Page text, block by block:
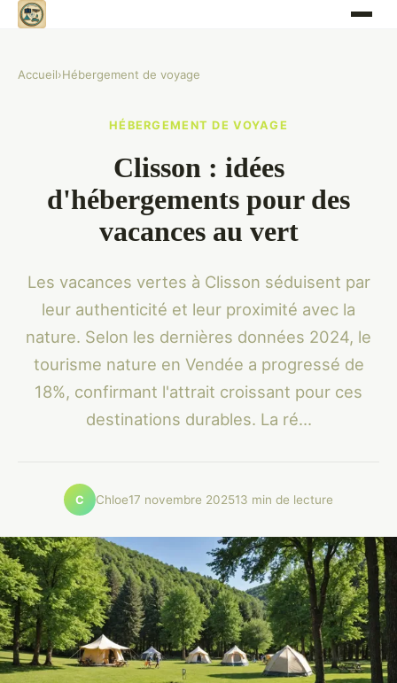
Accueil›Hébergement de voyage
HÉBERGEMENT DE VOYAGE
Clisson : idées
d'hébergements pour des
vacances au vert
Les vacances vertes à Clisson séduisent par
leur authenticité et leur proximité avec la
nature. Selon les dernières données 2024, le
tourisme nature en Vendée a progressé de
18%, confirmant l'attrait croissant pour ces
destinations durables. La ré...
C Chloe17 novembre 202513 min de lecture